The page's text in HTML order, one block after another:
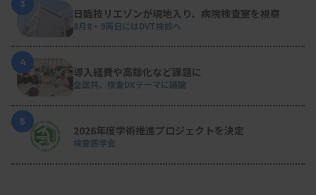
3
日臨技リエゾンが現地入り、病院検査室を視察
8月8・9両日にはDVT検診へ
4
導入経費や高齢化など課題に
全医共、検査DXテーマに議論
5
2026年度学術推進プロジェクトを決定
検査医学会